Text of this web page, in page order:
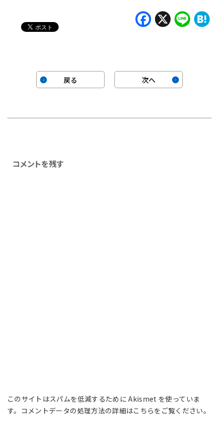
X
戻る 次へ
コメントを残す
このサイトはスパムを低減するために Akismet を使っていま
す。 コメントデータの処理方法の詳細はこちらをご覧ください。